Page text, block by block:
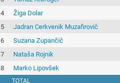
4
Žiga Dolar
5
Jadran Cerkvenik Muzafirovič
6
Suzana Zupančič
7
Nataša Rojnik
8
Marko Lipovšek
TOTAL